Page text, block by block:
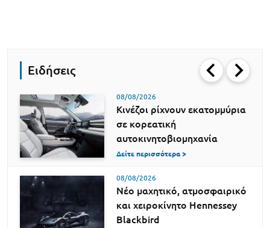
Ειδήσεις
08/08/2026
Κινέζοι ρίχνουν εκατομμύρια
σε κορεατική
αυτοκινητοβιομηχανία
Δείτε περισσότερα >
08/08/2026
Νέο μαχητικό, ατμοσφαιρικό
και χειροκίνητο Hennessey
Blackbird